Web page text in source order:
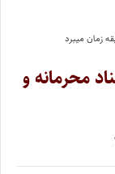
محرمانه و